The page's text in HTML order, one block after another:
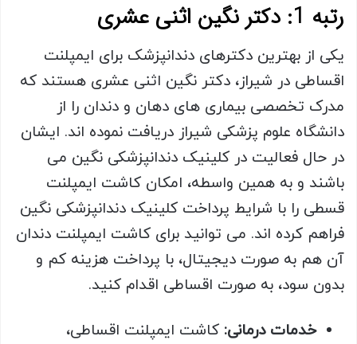
رتبه 1: دکتر نگین اثنی عشری
یکی از بهترین دکترهای دندانپزشک برای ایمپلنت
اقساطی در شیراز، دکتر نگین اثنی عشری هستند که
مدرک تخصصی بیماری های دهان و دندان را از
دانشگاه علوم پزشکی شیراز دریافت نموده اند. ایشان
در حال فعالیت در کلینیک دندانپزشکی نگین می
باشند و به همین واسطه، امکان کاشت ایمپلنت
قسطی را با شرایط پرداخت کلینیک دندانپزشکی نگین
فراهم کرده اند. می توانید برای کاشت ایمپلنت دندان
آن هم به صورت دیجیتال، با پرداخت هزینه کم و
بدون سود، به صورت اقساطی اقدام کنید.
خدمات درمانی: کاشت ایمپلنت اقساطی،